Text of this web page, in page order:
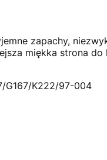
zapachy,
miękka strona do
G167/K222/97-004